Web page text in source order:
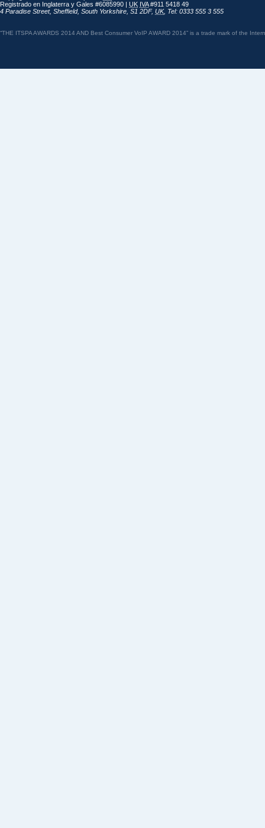
Registrado en Inglaterra y Gales #6085990 | UK IVA#911 5418 49
4 Paradise Street, Sheffield, South Yorkshire S1 2DF, UK, Tel: 0333 555 3 555
“THE ITSPA AWARDS 2014 AND Best Consumer VoIP AWARD 2014” is a trade mark of the